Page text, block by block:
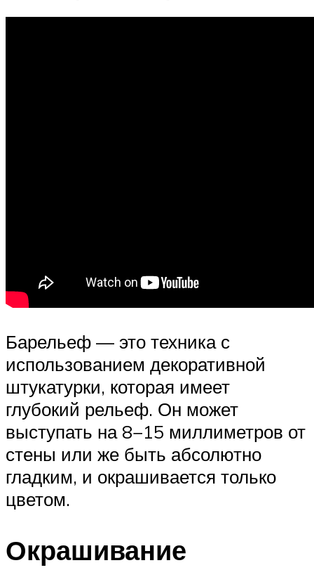
Барельеф — это техника с
использованием декоративной
штукатурки, которая имеет
глубокий рельеф. Он может
выступать на 8−15 миллиметров от
стены или же быть абсолютно
гладким, и окрашивается только
цветом.
Окрашивание